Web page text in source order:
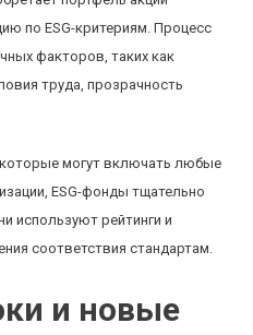
по ESG-критериям. Процесс
факторов, таких как
труда, прозрачность
которые могут включать любые
ESG-фонды тщательно
используют рейтинги и
соответствия стандартам.
и новые